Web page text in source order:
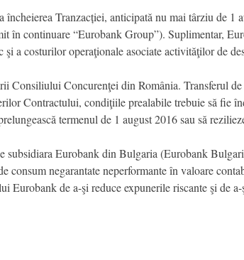
Tranzacției, anticipată nu mai târziu de 1
în continuare “Eurobank Group”). Suplimentar,
şi a costurilor operaţionale asociate activităţilor de
Consiliului Concurenţei din România. Transferul
Contractului, condiţiile prealabile trebuie să fie
termenul de 1 august 2016 sau să
subsidiara Eurobank din Bulgaria (Eurobank
consum negarantate neperformante în valoare
Eurobank de a-şi reduce expunerile riscante şi de